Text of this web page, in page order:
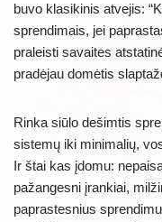
buvo klasikinis atvejis:
sprendimais, jei
praleisti savaites
pradėjau domėtis
Rinka siūlo dešimtis
sistemų iki minimalių,
Ir štai kas įdomu:
pažangesni įrankiai,
paprastesnius